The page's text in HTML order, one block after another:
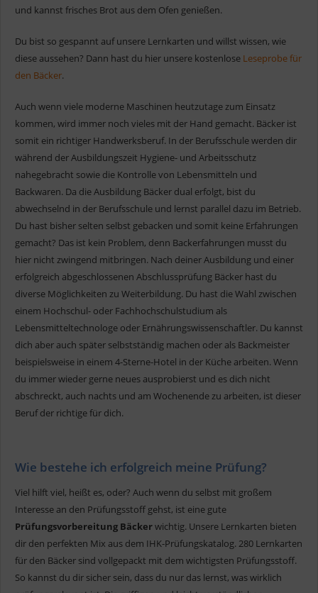
und kannst frisches Brot aus dem Ofen genießen.
Du bist so gespannt auf unsere Lernkarten und willst wissen, wie
diese aussehen? Dann hast du hier unsere kostenlose Leseprobe für
den Bäcker.
Auch wenn viele moderne Maschinen heutzutage zum Einsatz
kommen, wird immer noch vieles mit der Hand gemacht. Bäcker ist
somit ein richtiger Handwerksberuf. In der Berufsschule werden dir
während der Ausbildungszeit Hygiene- und Arbeitsschutz
nahegebracht sowie die Kontrolle von Lebensmitteln und
Backwaren. Da die Ausbildung Bäcker dual erfolgt, bist du
abwechselnd in der Berufsschule und lernst parallel dazu im Betrieb.
Du hast bisher selten selbst gebacken und somit keine Erfahrungen
gemacht? Das ist kein Problem, denn Backerfahrungen musst du
hier nicht zwingend mitbringen. Nach deiner Ausbildung und einer
erfolgreich abgeschlossenen Abschlussprüfung Bäcker hast du
diverse Möglichkeiten zu Weiterbildung. Du hast die Wahl zwischen
einem Hochschul- oder Fachhochschulstudium als
Lebensmitteltechnologe oder Ernährungswissenschaftler. Du kannst
dich aber auch später selbstständig machen oder als Backmeister
beispielsweise in einem 4-Sterne-Hotel in der Küche arbeiten. Wenn
du immer wieder gerne neues ausprobierst und es dich nicht
abschreckt, auch nachts und am Wochenende zu arbeiten, ist dieser
Beruf der richtige für dich.
Wie bestehe ich erfolgreich meine Prüfung?
Viel hilft viel, heißt es, oder? Auch wenn du selbst mit großem
Interesse an den Prüfungsstoff gehst, ist eine gute
Prüfungsvorbereitung Bäckerwichtig. Unsere Lernkarten bieten
dir den perfekten Mix aus dem IHK-Prüfungskatalog. 280 Lernkarten
für den Bäcker sind vollgepackt mit dem wichtigsten Prüfungsstoff.
So kannst du dir sicher sein, dass du nur das lernst, was wirklich